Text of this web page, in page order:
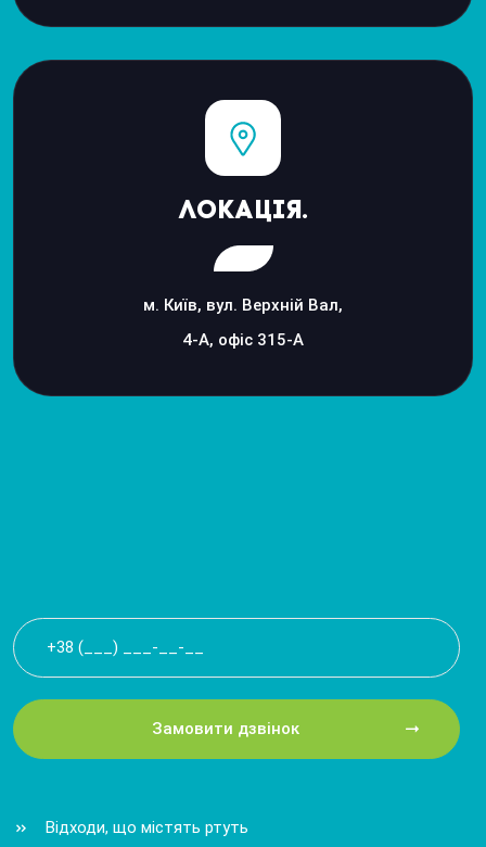
Локація.
м. Київ, вул. Верхній Вал,
4-А, офіс 315-А
Замовити дзвінок
Відходи, що містять ртуть